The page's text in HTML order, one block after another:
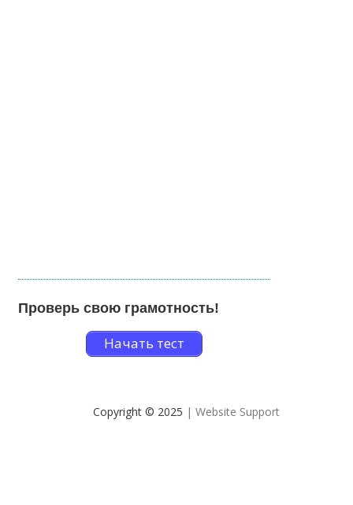
Проверь свою грамотность!
Начать тест
Copyright © 2025 | Website Support